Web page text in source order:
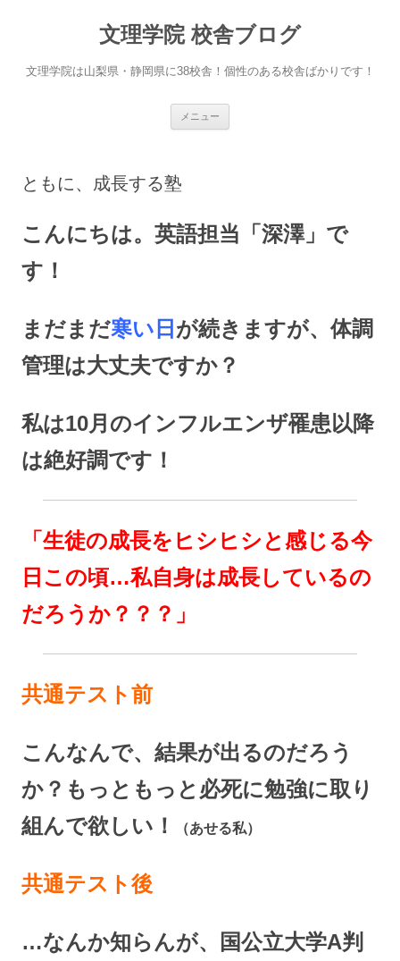
文理学院 校舎ブログ
文理学院は山梨県・静岡県に38校舎！個性のある校舎ばかりです！
メニュー
プ
ともに、成長する塾
こんにちは。英語担当「深澤」で
す！
まだまだ寒い日 が続きますが、体調
管理は大丈夫ですか？
私は10月のインフルエンザ罹患以降
は絶好調です！
「生徒の成長をヒシヒシと感じる今
日この頃…私自身は成長しているの
だろうか？？？」
共通テスト前
こんなんで、結果が出るのだろう
か？もっともっと必死に勉強に取り
組んで欲しい！
（あせる私）
共通テスト後
…なんか知らんが、国公立大学A判